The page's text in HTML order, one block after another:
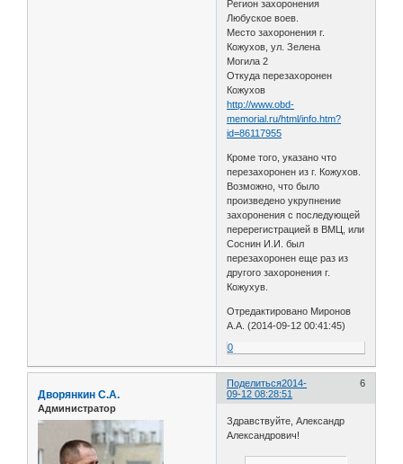
Регион захоронения
Любуское воев.
Место захоронения г.
Кожухов, ул. Зелена
Могила 2
Откуда перезахоронен
Кожухов
http://www.obd-
memorial.ru/html/info.htm?
id=86117955
Кроме того, указано что
перезахоронен из г. Кожухов.
Возможно, что было
произведено укрупнение
захоронения с последующей
перерегистрацией в ВМЦ, или
Соснин И.И. был
перезахоронен еще раз из
другого захоронения г.
Кожухув.
Отредактировано Миронов
А.А. (2014-09-12 00:41:45)
0
Поделиться 6
2014-
09-12 08:28:51
Дворянкин С.А.
Администратор
Здравствуйте, Александр
Александрович!